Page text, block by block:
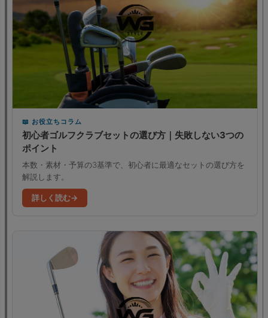
お役立ちコラム
初心者ゴルフクラブセットの選び方｜失敗しない3つの
ポイント
本数・素材・予算の3基準で、初心者に最適なセットの選び方を
解説します。
詳しく読む